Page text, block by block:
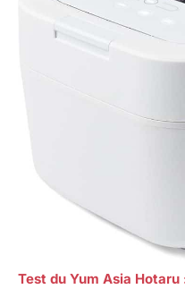
Test du Yum Asia